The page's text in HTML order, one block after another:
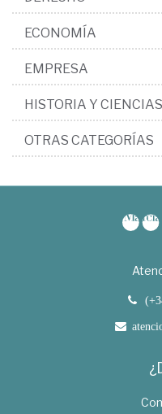
ECONOMÍA
EMPRESA
HISTORIA Y
OTRAS CATEGORÍAS